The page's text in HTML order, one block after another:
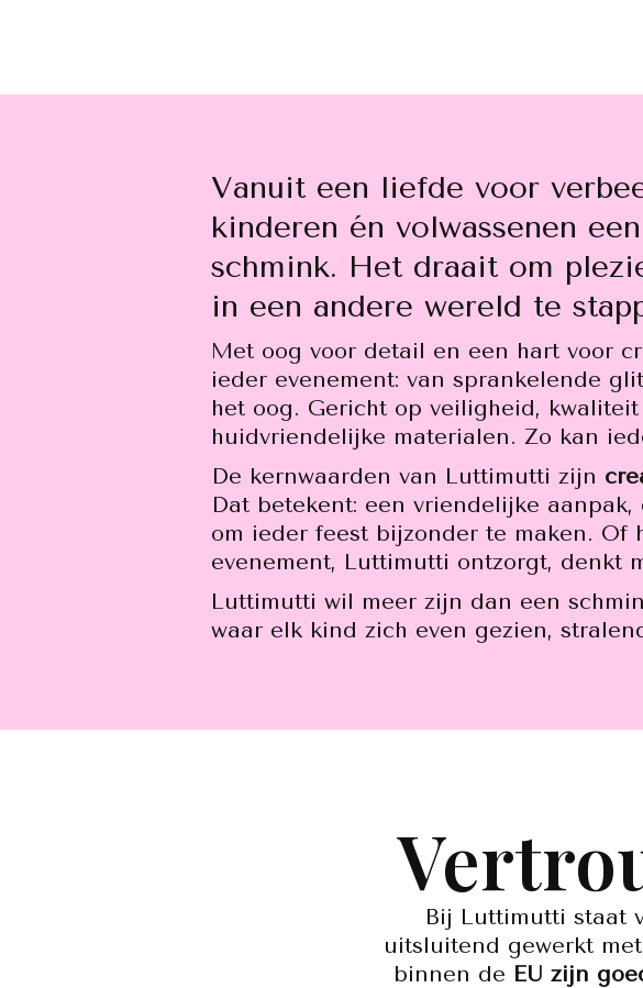
Vanuit een liefde voor
kinderen én volwassenen
schmink. Het draait om
in een andere wereld te
Met oog voor detail en een hart voor
ieder evenement: van sprankelende
het oog. Gericht op veiligheid,
huidvriendelijke materialen. Zo kan
De kernwaarden van Luttimutti zijn
Dat betekent: een vriendelijke
om ieder feest bijzonder te maken.
evenement, Luttimutti ontzorgt, denkt
Luttimutti wil meer zijn dan een
waar elk kind zich even gezien,
Bij Luttimutti staat
uitsluitend gewerkt
binnen de EU zijn